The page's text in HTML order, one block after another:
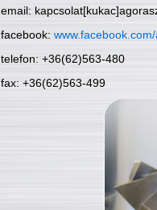
email:
facebook:
telefon: +36(62)563-480
fax: +36(62)563-499